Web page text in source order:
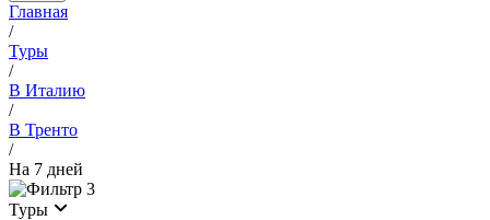
Главная
/
Туры
/
В Италию
/
В Тренто
/
На 7 дней
3
Туры